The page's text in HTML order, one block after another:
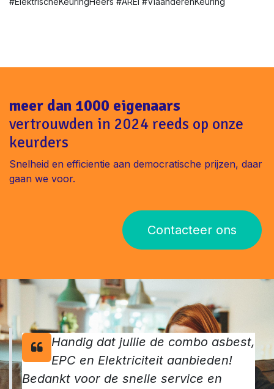
meer dan 1000 eigenaars
vertrouwden in 2024 reeds op onze
keurders
Snelheid en efficientie aan democratische prijzen, daar
gaan we voor.
Contacteer ons
Handig dat jullie de combo asbest,
EPC en Elektriciteit aanbieden!
Bedankt voor de snelle service en